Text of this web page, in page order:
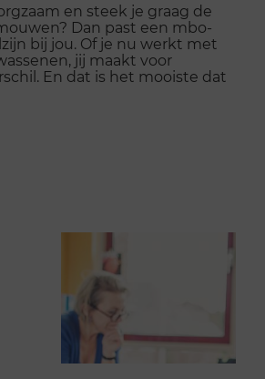
en steek je graag de
Dan past een mbo-
bij jou. Of je nu werkt met
jij maakt voor
En dat is het mooiste dat